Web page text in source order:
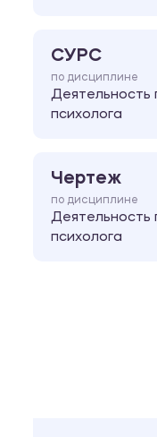
СУРС
по дисциплине
Деятельность
психолога
Чертеж
по дисциплине
Деятельность
психолога